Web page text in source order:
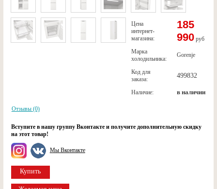
Цена
интернет-
магазина:
185
990 руб
Марка
холодильника:
Gorenje
Код для
заказа:
499832
Наличие: в наличии
Отзывы (0)
Вступите в нашу группу Вконтакте и получите дополнительную скидку
на этот товар!
Мы Вконтакте
Купить